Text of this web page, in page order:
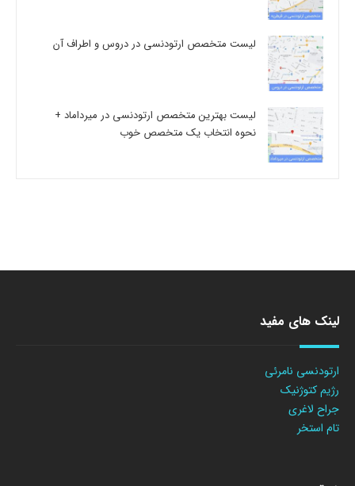
لیست متخصص ارتودنسی در دروس و اطراف آن
لیست بهترین متخصص ارتودنسی در میرداماد +
نحوه انتخاب یک متخصص خوب
لینک های مفید
ارتودنسی نامرئی
رژیم کتوژنیک
جراح لاغری
تام استخر